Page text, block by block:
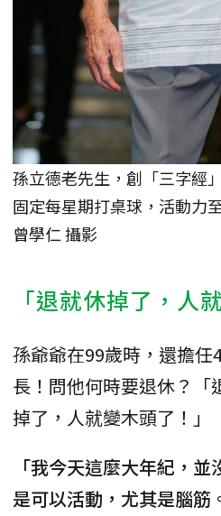
孫立德老先生，創「三字經
固定每星期打桌球，活動力
曾學仁 攝影
「退就休掉了，人
孫爺爺在99歲時，還擔
長！問他何時要退休？「
掉了，人就變木頭了！」
「我今天這麼大年紀，
是可以活動，尤其是腦筋